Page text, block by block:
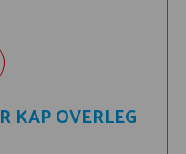
KAP OVERLEG